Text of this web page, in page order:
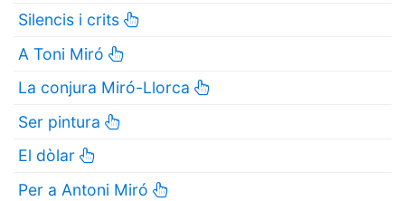
Silencis i crits
A Toni Miró
La conjura Miró-Llorca
Ser pintura
El dòlar
Per a Antoni Miró